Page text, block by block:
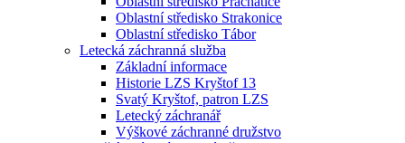
Oblastní středisko Strakonice
Oblastní středisko Tábor
Letecká záchranná služba
Základní informace
Historie LZS Kryštof 13
Svatý Kryštof, patron LZS
Letecký záchranář
Výškové záchranné družstvo